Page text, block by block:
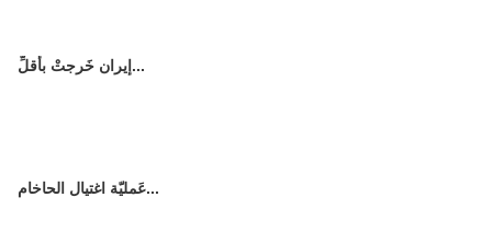
إيران خَرجتْ بأقلِّ...
عَمليّة اغتيال الحاخام...